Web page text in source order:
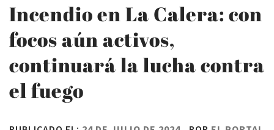
Incendio en La Calera: con
focos aún activos,
continuará la lucha contra
el fuego